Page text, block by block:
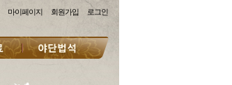
마이페이지 회원가입 로그인